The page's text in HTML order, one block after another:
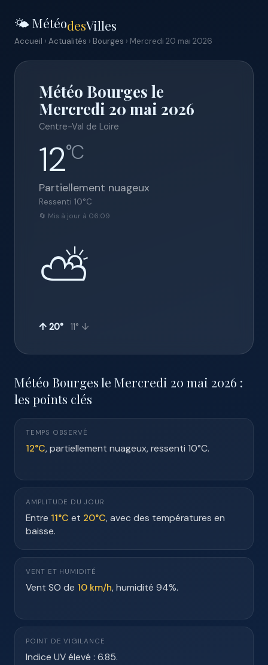
🌤️ MétéodesVilles
Accueil › Actualités › Bourges › Mercredi 20 mai 2026
Météo Bourges le
Mercredi 20 mai 2026
Centre-Val de Loire
12°C
Partiellement nuageux
Ressenti 10°C
🔄 Mis à jour à 06:09
⛅
↑ 20° 11° ↓
Météo Bourges le Mercredi 20 mai 2026 :
les points clés
TEMPS OBSERVÉ
12°C, partiellement nuageux, ressenti 10°C.
AMPLITUDE DU JOUR
Entre 11°C et 20°C, avec des températures en
baisse.
VENT ET HUMIDITÉ
Vent SO de 10 km/h, humidité 94%.
POINT DE VIGILANCE
Indice UV élevé : 6.85.